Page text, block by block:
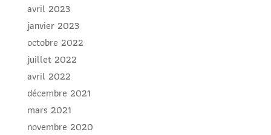
avril 2023
janvier 2023
octobre 2022
juillet 2022
avril 2022
décembre 2021
mars 2021
novembre 2020